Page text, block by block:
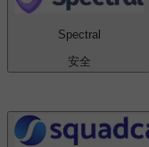
Spectral
安全